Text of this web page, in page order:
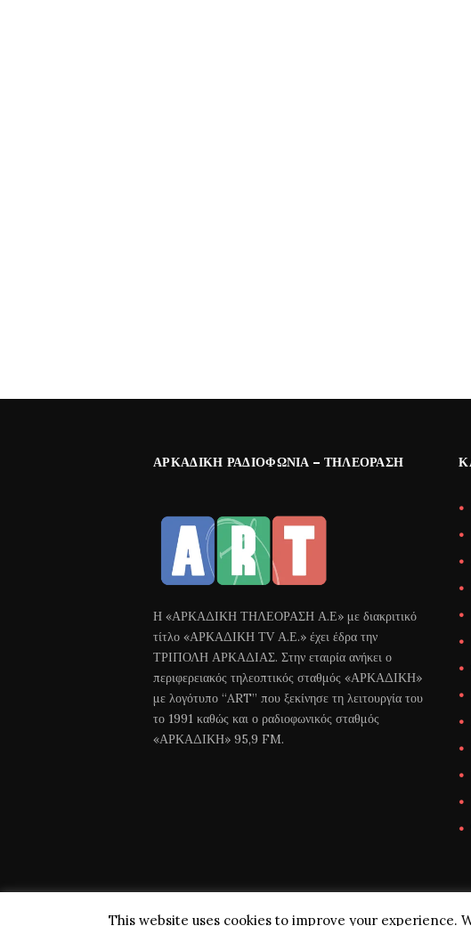
ΑΡΚΑΔΙΚΉ ΡΑΔΙΟΦΩΝΊΑ – ΤΗΛΕΌΡΑΣΗ
Η «ΑΡΚΑΔΙΚΗ ΤΗΛΕΟΡΑΣΗ Α.Ε» με διακριτικό
τίτλο «ΑΡΚΑΔΙΚΗ ΤV Α.Ε.» έχει έδρα την
ΤΡΙΠΟΛΗ ΑΡΚΑΔΙΑΣ. Στην εταιρία ανήκει ο
περιφερειακός τηλεοπτικός σταθμός «ΑΡΚΑΔΙΚΗ»
με λογότυπο “ART” που ξεκίνησε τη λειτουργία του
το 1991 καθώς και ο ραδιοφωνικός σταθμός
«ΑΡΚΑΔΙΚΗ» 95,9 FM.
This website uses cookies to improve your experience.